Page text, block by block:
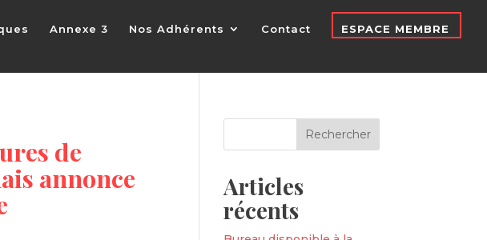
Annexe 3 Nos Adhérents Contact ESPACE MEMBRE
de
annonce
Articles
récents